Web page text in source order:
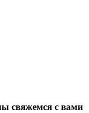
свяжемся с вами